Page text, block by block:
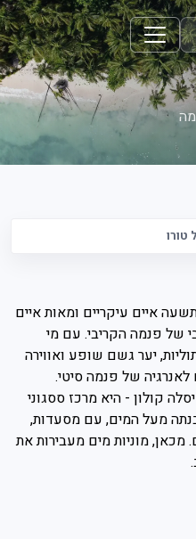
טורו
איים עיקריים ומאות איים
של פנמה הקריבי. עם מי
יער גשם שופע ואווירה
לאנרגיה של פנמה סיטי.
קולון - היא מרכז ססגוני
מעל המים, עם מסעדות,
מכאן, מוניות מים מעבירות את